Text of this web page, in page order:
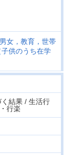
女，教育，世帯
供のうち在学
結果 / 生活行
行楽